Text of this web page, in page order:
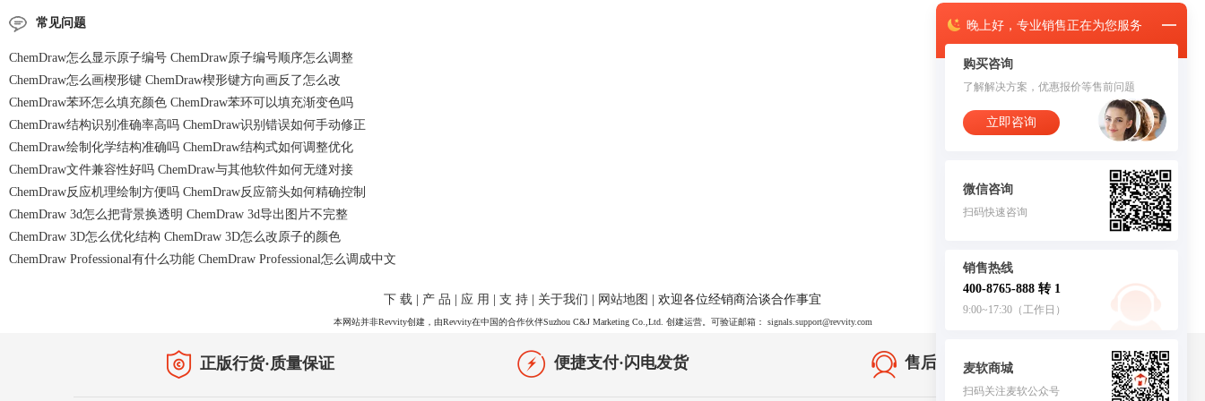
晚上好， 专业销售正在为您服务
购买咨询
了解解决方案，优惠报价等售前问题
立即咨询
微信咨询
扫码快速咨询
销售热线
400-8765-888 转 1
9:00~17:30（工作日）
麦软商城
扫码关注麦软公众号
常见问题
ChemDraw怎么显示原子编号 ChemDraw原子编号顺序怎么调整
ChemDraw怎么画楔形键 ChemDraw楔形键方向画反了怎么改
ChemDraw苯环怎么填充颜色 ChemDraw苯环可以填充渐变色吗
ChemDraw结构识别准确率高吗 ChemDraw识别错误如何手动修正
ChemDraw绘制化学结构准确吗 ChemDraw结构式如何调整优化
ChemDraw文件兼容性好吗 ChemDraw与其他软件如何无缝对接
ChemDraw反应机理绘制方便吗 ChemDraw反应箭头如何精确控制
ChemDraw 3d怎么把背景换透明 ChemDraw 3d导出图片不完整
ChemDraw 3D怎么优化结构 ChemDraw 3D怎么改原子的颜色
ChemDraw Professional有什么功能 ChemDraw Professional怎么调成中文
下 载 产 品 应 用 支 持 关于我们 网站地图 | 欢迎各位经销商洽谈合作事宜
本网站并非Revvity创建，由Revvity在中国的合作伙伴Suzhou C&J Marketing Co.,Ltd. 创建运营。可验证邮箱： signals.support@revvity.com
正版行货·质量保证 便捷支付·闪电发货 售后无忧·服务保障